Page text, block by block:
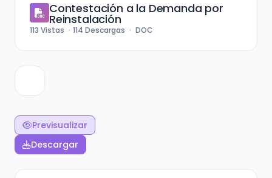
Contestación a la Demanda por
Reinstalación
113 Vistas 114 Descargas DOC
Previsualizar
Descargar